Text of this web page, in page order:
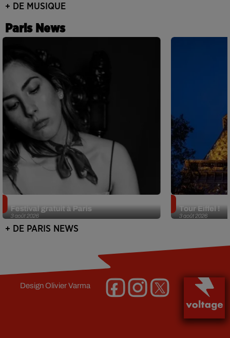
+ DE MUSIQUE
Paris News
3 août 2026
Festival gratuit à Paris
3 août 2026
Tour Eiffel !
+ DE PARIS NEWS
DesignOlivier Varma